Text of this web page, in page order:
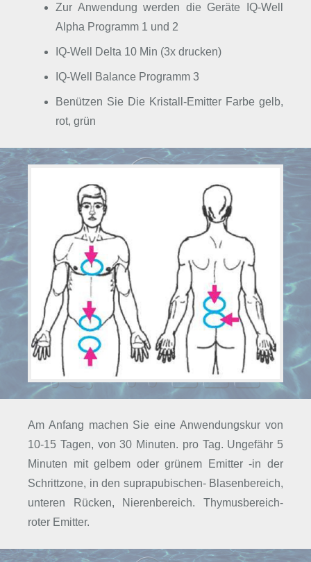
Zur Anwendung werden die Geräte IQ-Well
Alpha Programm 1 und 2
IQ-Well Delta 10 Min (3x drucken)
IQ-Well Balance Programm 3
Benützen Sie Die Kristall-Emitter Farbe gelb,
rot, grün
Am Anfang machen Sie eine Anwendungskur von
10-15 Tagen, von 30 Minuten. pro Tag. Ungefähr 5
Minuten mit gelbem oder grünem Emitter -in der
Schrittzone, in den suprapubischen- Blasenbereich,
unteren Rücken, Nierenbereich. Thymusbereich-
roter Emitter.